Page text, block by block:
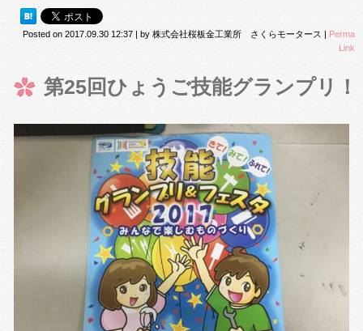
Posted on 2017.09.30 12:37 by 株式会社桜板金工業所 さくらモータース
Perma
Link
第25回ひょうご技能グランプリ！